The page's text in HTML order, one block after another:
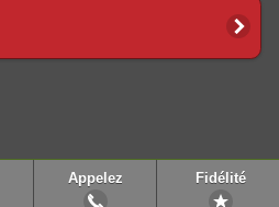
Appelez Fidélité